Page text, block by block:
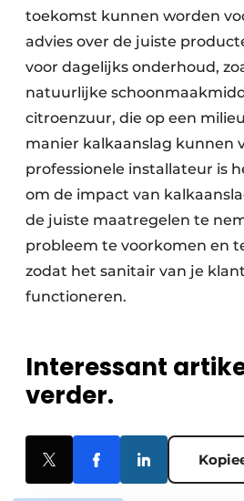
toekomst kunnen worden
advies over de juiste
voor dagelijks onderhoud,
natuurlijke
citroenzuur, die op een
manier kalkaanslag kunnen
professionele installateur is
om de impact van
de juiste maatregelen te
probleem te voorkomen en
zodat het sanitair van je
functioneren.
Interessant
verder.